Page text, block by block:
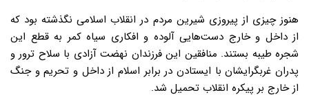
هنوز چیزی از پیروزی شیرین مردم در انقلاب اسلامی نگذشته بود که
از داخل و خارج دست‌هایی آلوده و افکاری سیاه کمر به قطع این
شجره طیبه بستند. منافقین این فرزندان نهضت آزادی با سلاح ترور و
پدران غربگرایشان با ایستادن در برابر اسلام از داخل و تحریم و جنگ
از خارج بر پیکره انقلاب تحمیل شد.